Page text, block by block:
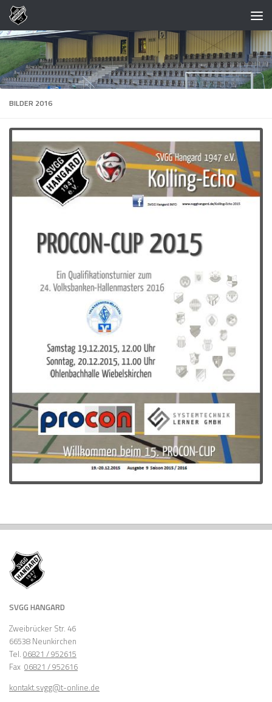
Zum Inhalt springen
BILDER 2016
SVGG HANGARD
Zweibrücker Str. 46
66538 Neunkirchen
Tel. 06821 / 952615
Fax 06821 / 952616
kontakt.svgg@t-online.de